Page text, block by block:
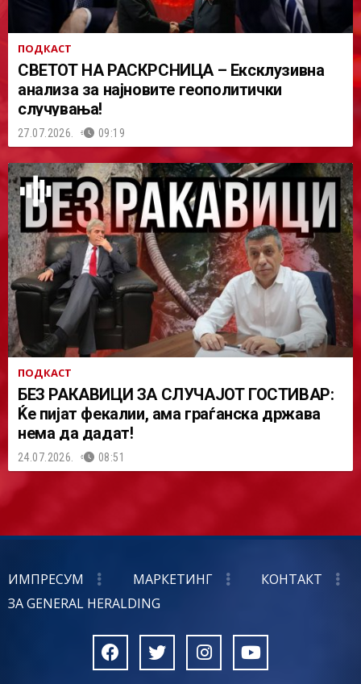
ПОДКАСТ
СВЕТОТ НА РАСКРСНИЦА – Ексклузивна
анализа за најновите геополитички
случувања!
27.07.2026. 09:19
ПОДКАСТ
БЕЗ РАКАВИЦИ ЗА СЛУЧАЈОТ ГОСТИВАР:
Ќе пијат фекалии, ама граѓанска држава
нема да дадат!
24.07.2026. 08:51
ИМПРЕСУМ МАРКЕТИНГ
КОНТАКТ
ЗА GENERAL HERALDING